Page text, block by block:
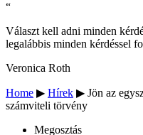
“
Választ kell adni minden
legalábbis minden kérdéssel
Veronica Roth
Home ▶ Hírek ▶ Jön az
számviteli törvény
Megosztás